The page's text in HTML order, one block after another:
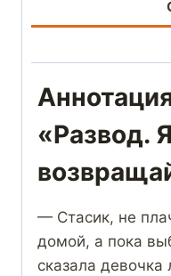
«Развод.
— Стасик, не
домой, а пока
сказала